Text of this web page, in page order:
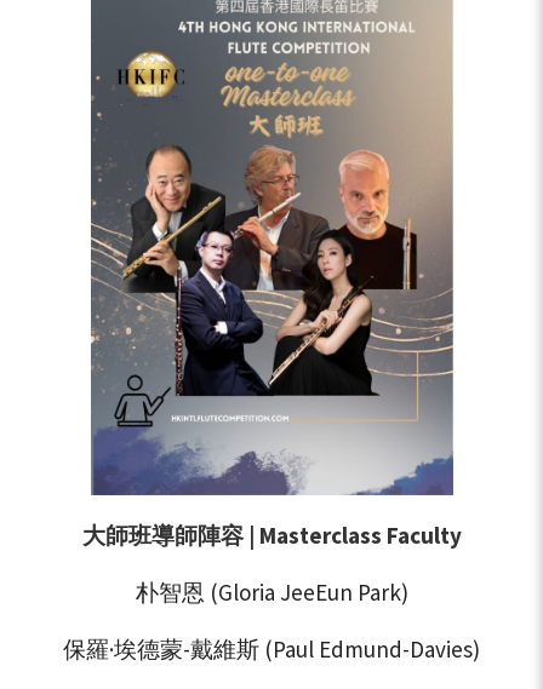
大師班導師陣容 | Masterclass Faculty
朴智恩 (Gloria JeeEun Park)
保羅·埃德蒙-戴維斯 (Paul Edmund-Davies)